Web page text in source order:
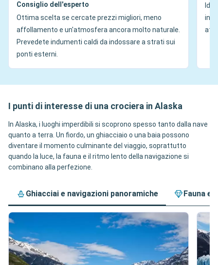
Consiglio dell'esperto
Ottima scelta se cercate prezzi migliori, meno
affollamento e un'atmosfera ancora molto naturale.
Prevedete indumenti caldi da indossare a strati sui
ponti esterni.
in
I punti di interesse di una crociera in Alaska
In Alaska, i luoghi imperdibili si scoprono spesso tanto dalla nave
quanto a terra. Un fiordo, un ghiacciaio o una baia possono
diventare il momento culminante del viaggio, soprattutto
quando la luce, la fauna e il ritmo lento della navigazione si
combinano alla perfezione.
Ghiacciai e navigazioni panoramiche Fauna e